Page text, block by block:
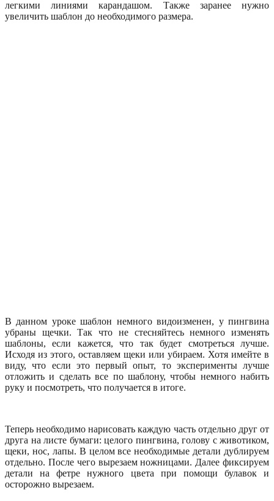
легкими линиями карандашом. Также заранее нужно
увеличить шаблон до необходимого размера.
В данном уроке шаблон немного видоизменен, у пингвина
убраны щечки. Так что не стесняйтесь немного изменять
шаблоны, если кажется, что так будет смотреться лучше.
Исходя из этого, оставляем щеки или убираем. Хотя имейте в
виду, что если это первый опыт, то эксперименты лучше
отложить и сделать все по шаблону, чтобы немного набить
руку и посмотреть, что получается в итоге.
Теперь необходимо нарисовать каждую часть отдельно друг от
друга на листе бумаги: целого пингвина, голову с животиком,
щеки, нос, лапы. В целом все необходимые детали дублируем
отдельно. После чего вырезаем ножницами. Далее фиксируем
детали на фетре нужного цвета при помощи булавок и
осторожно вырезаем.